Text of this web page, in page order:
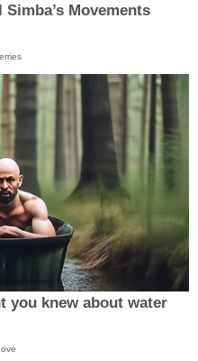
Movements
you knew about water